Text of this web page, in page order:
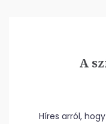
A
Híres arról,